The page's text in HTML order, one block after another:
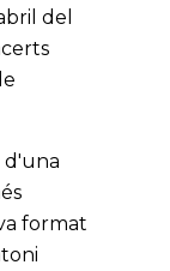
del
d'una
format